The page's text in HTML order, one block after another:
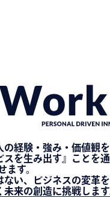
経験・強み・価値観を
スを生み出す』ことを
ます。
い、ビジネスの変革を
来の創造に挑戦します